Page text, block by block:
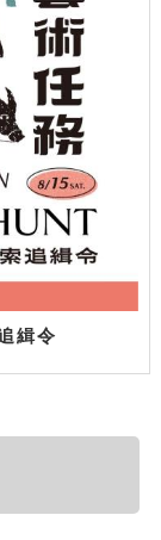
緝令